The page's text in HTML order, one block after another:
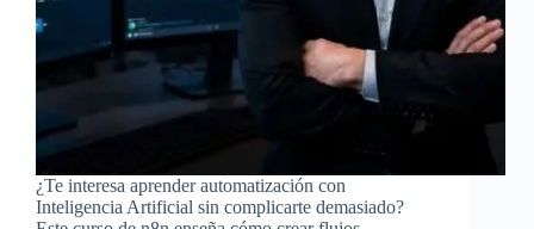
¿Te interesa aprender automatización con
Inteligencia Artificial sin complicarte demasiado?